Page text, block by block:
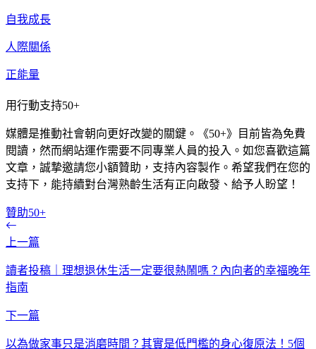
自我成長
人際關係
正能量
用行動支持50+
媒體是推動社會朝向更好改變的關鍵。《50+》目前皆為免費
閱讀，然而網站運作需要不同專業人員的投入。如您喜歡這篇
文章，誠摯邀請您小額贊助，支持內容製作。希望我們在您的
支持下，能持續對台灣熟齡生活有正向啟發、給予人盼望！
贊助50+
上一篇
讀者投稿｜理想退休生活一定要很熱鬧嗎？內向者的幸福晚年
指南
下一篇
以為做家事只是消磨時間？其實是低門檻的身心復原法！5個